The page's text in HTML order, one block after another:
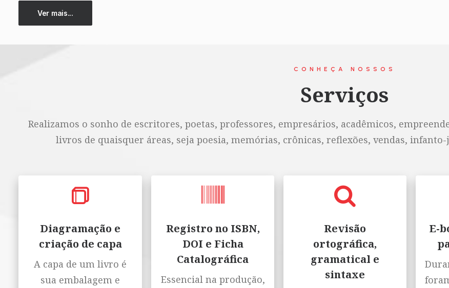
Ver mais...
CONHEÇA NOSSOS
Serviços
Realizamos o sonho de escritores, poetas, professores, empresários, acadêmicos,
livros de quaisquer áreas, seja poesia, memórias, crônicas, reflexões, vendas,
Diagramação e
criação de capa
A capa de um livro é
sua embalagem e
Registro no ISBN,
DOI e Ficha
Catalográfica
Essencial na produção,
Revisão
ortográfica,
gramatical e
sintaxe
E-